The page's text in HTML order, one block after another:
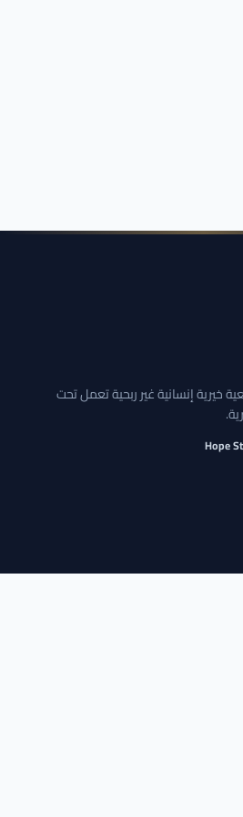
خيرية إنسانية غير ربحية تعمل تحت
Hope